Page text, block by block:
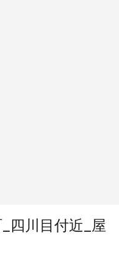
四川目付近_屋